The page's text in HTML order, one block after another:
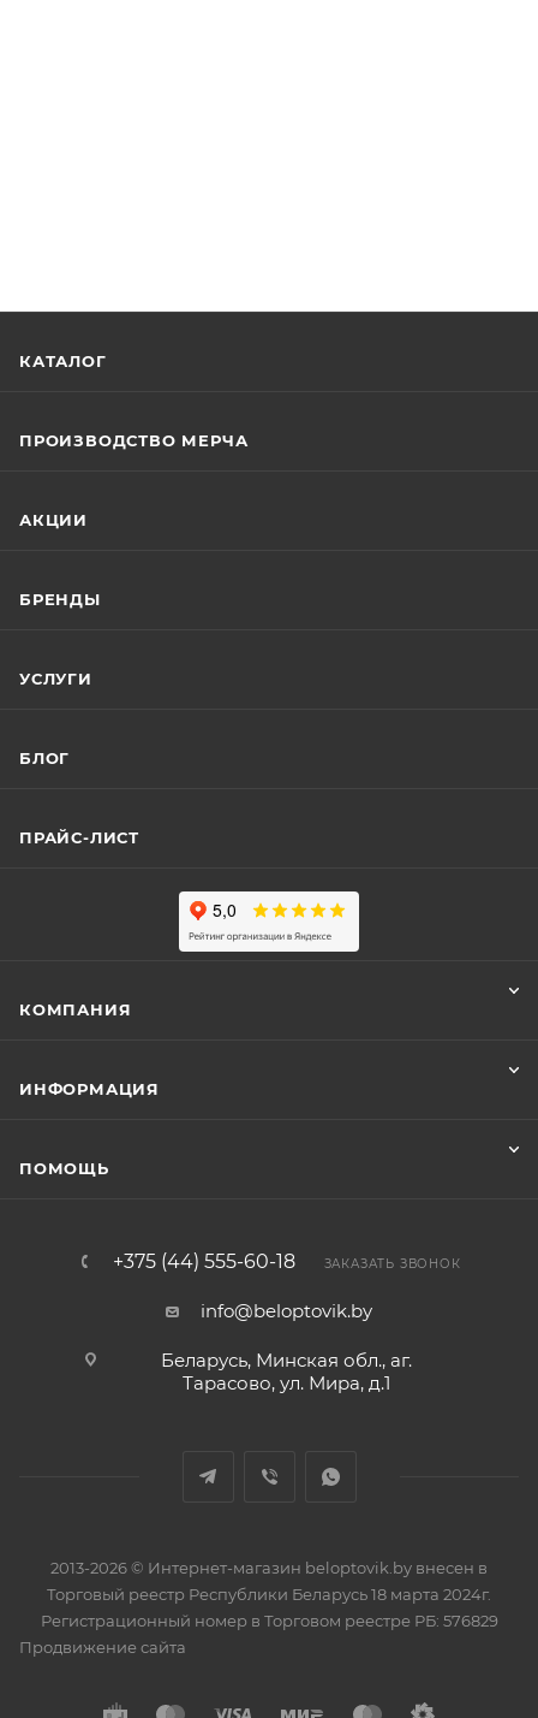
КАТАЛОГ
ПРОИЗВОДСТВО МЕРЧА
АКЦИИ
БРЕНДЫ
УСЛУГИ
БЛОГ
ПРАЙС-ЛИСТ
КОМПАНИЯ
ИНФОРМАЦИЯ
ПОМОЩЬ
+375 (44) 555-60-18 ЗАКАЗАТЬ ЗВОНОК
info@beloptovik.by
Беларусь, Минская обл., аг.
Тарасово, ул. Мира, д.1
2013-2026 © Интернет-магазин beloptovik.by внесен в
Торговый реестр Республики Беларусь 18 марта 2024г.
Регистрационный номер в Торговом реестре РБ: 576829
Продвижение сайта